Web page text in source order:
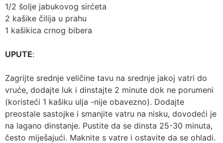
1/2 šolje jabukovog sirćeta
2 kašike čilija u prahu
1 kašikica crnog bibera
UPUTE:
Zagrijte srednje veličine tavu na srednje jakoj vatri do
vruće, dodajte luk i dinstajte 2 minute dok ne porumeni
(koristeći 1 kašiku ulja -nije obavezno). Dodajte
preostale sastojke i smanjite vatru na nisku, dovodeći je
na lagano dinstanje. Pustite da se dinsta 25-30 minuta,
često miješajući. Maknite s vatre i ostavite da se ohladi.